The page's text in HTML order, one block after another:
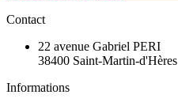
Contact
22 avenue Gabriel PERI
38400 Saint-Martin-d'Hères
Informations